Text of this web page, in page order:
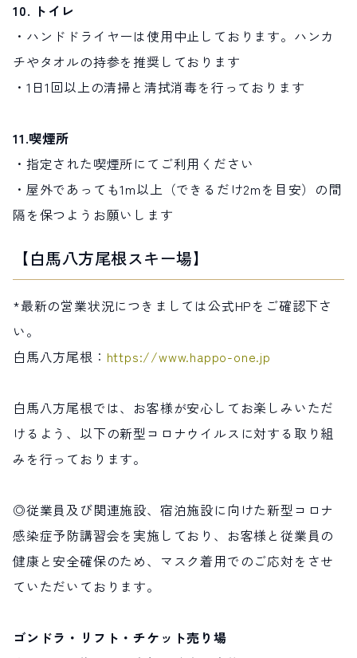
10. トイレ
・ハンドドライヤーは使用中止しております。ハンカ
チやタオルの持参を推奨しております
・1日1回以上の清掃と清拭消毒を行っております
11.喫煙所
・指定された喫煙所にてご利用ください
・屋外であっても1m以上（できるだけ2mを目安）の間
隔を保つようお願いします
【白馬八方尾根スキー場】
*最新の営業状況につきましては公式HPをご確認下さ
い。
白馬八方尾根： https://www.happo-one.jp
白馬八方尾根では、お客様が安心してお楽しみいただ
けるよう、以下の新型コロナウイルスに対する取り組
みを行っております。
◎従業員及び関連施設、宿泊施設に向けた新型コロナ
感染症予防講習会を実施しており、お客様と従業員の
健康と安全確保のため、マスク着用でのご応対をさせ
ていただいております。
ゴンドラ・リフト・チケット売り場